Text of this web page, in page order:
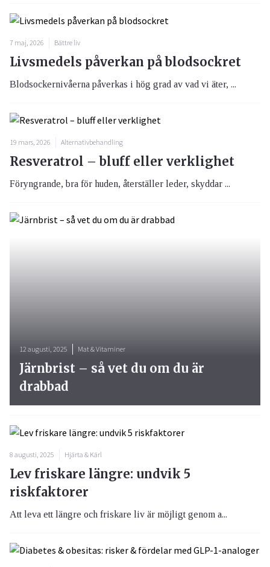
7 maj, 2026 Bättre liv
Livsmedels påverkan på blodsockret
Blodsockernivåerna påverkas i hög grad av vad vi äter, ...
19 mars, 2026 Alternativbehandling
Resveratrol – bluff eller verklighet
Föryngrande, bra för huden, återställer leder, skyddar ...
12 augusti, 2025 Mat & Vitaminer
Järnbrist – så vet du om du är
drabbad
8 augusti, 2025 Hjärta & Kärl
Lev friskare längre: undvik 5
riskfaktorer
Att leva ett längre och friskare liv är möjligt genom a...